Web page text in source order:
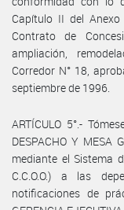
Capítulo II del
Contrato de
ampliación,
Corredor N° 18,
septiembre de 1996.
ARTÍCULO 5°.-
DESPACHO Y MESA
mediante el Sistema
C.C.O.O.) a las
notificaciones de